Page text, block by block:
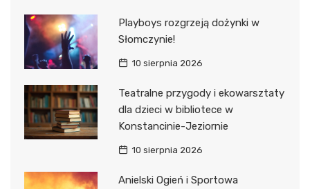
Playboys rozgrzeją dożynki w
Słomczynie!
10 sierpnia 2026
Teatralne przygody i ekowarsztaty
dla dzieci w bibliotece w
Konstancinie-Jeziornie
10 sierpnia 2026
Anielski Ogień i Sportowa